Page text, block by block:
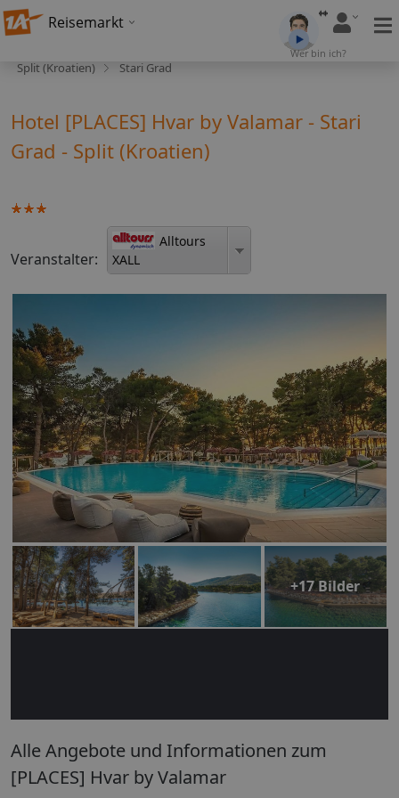
Reisemarkt
Wer bin ich?
Split (Kroatien) Stari Grad
Hotel [PLACES] Hvar by Valamar - Stari
Grad - Split (Kroatien)
Veranstalter:
Alltours
XALL
+17 Bilder
Alle Angebote und Informationen zum
[PLACES] Hvar by Valamar